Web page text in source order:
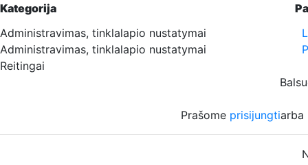
Kategorija
Administravimas, tinklalapio nustatymai
Administravimas, tinklalapio nustatymai
Reitingai
Prašome prisijungtiarba